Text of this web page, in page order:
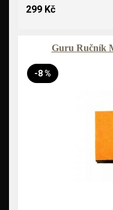
299 Kč
Guru Ručník
-8 %